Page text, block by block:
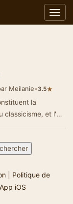
la
Meilanie•3.5★
la
et l'un
| Politique de
App iOS